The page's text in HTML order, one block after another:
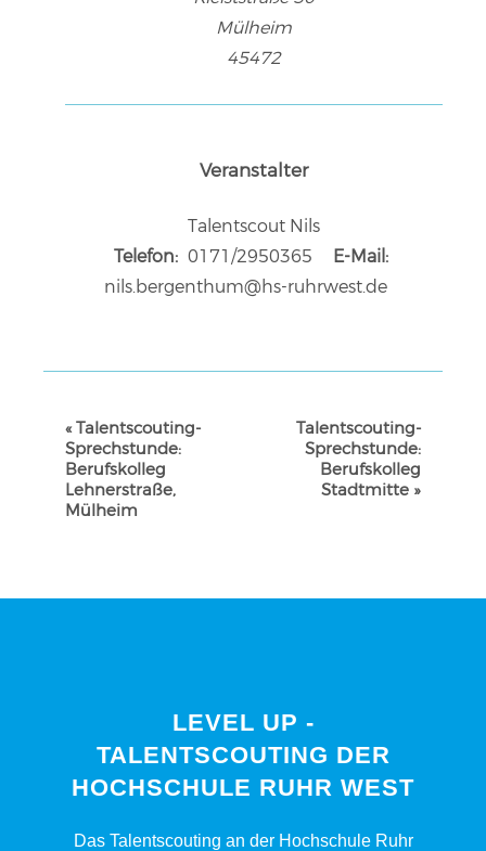
Mülheim
45472
Veranstalter
Talentscout Nils
Telefon: 0171/2950365
E-Mail:
nils.bergenthum@hs-ruhrwest.de
VERANSTALTUNG-
NAVIGATION
«Talentscouting-
Sprechstunde:
Berufskolleg
Lehnerstraße,
Mülheim
Talentscouting-
Sprechstunde:
Berufskolleg
Stadtmitte »
LEVEL UP -
TALENTSCOUTING DER
HOCHSCHULE RUHR WEST
Das Talentscouting an der Hochschule Ruhr